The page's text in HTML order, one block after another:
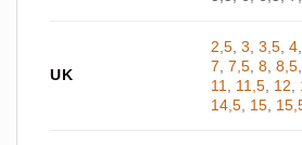
UK
2,5,3,3,5,4
7,7,5,8,8,5
11, 11,5, 12,
14,5, 15,